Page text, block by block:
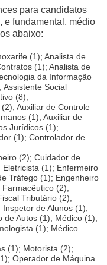
para candidatos
e fundamental, médio
abaixo:
(1); Analista de
(1); Analista de
da Informação
Assistente Social
(8);
Auxiliar de Controle
(1); Auxiliar de
Jurídicos (1);
(1); Controlador de
(2); Cuidador de
(1); Enfermeiro
Tráfego (1); Engenheiro
(2);
Tributário (2);
de Alunos (1);
de Autos (1); Médico (1);
(1); Médico
(1); Motorista (2);
Operador de Máquina